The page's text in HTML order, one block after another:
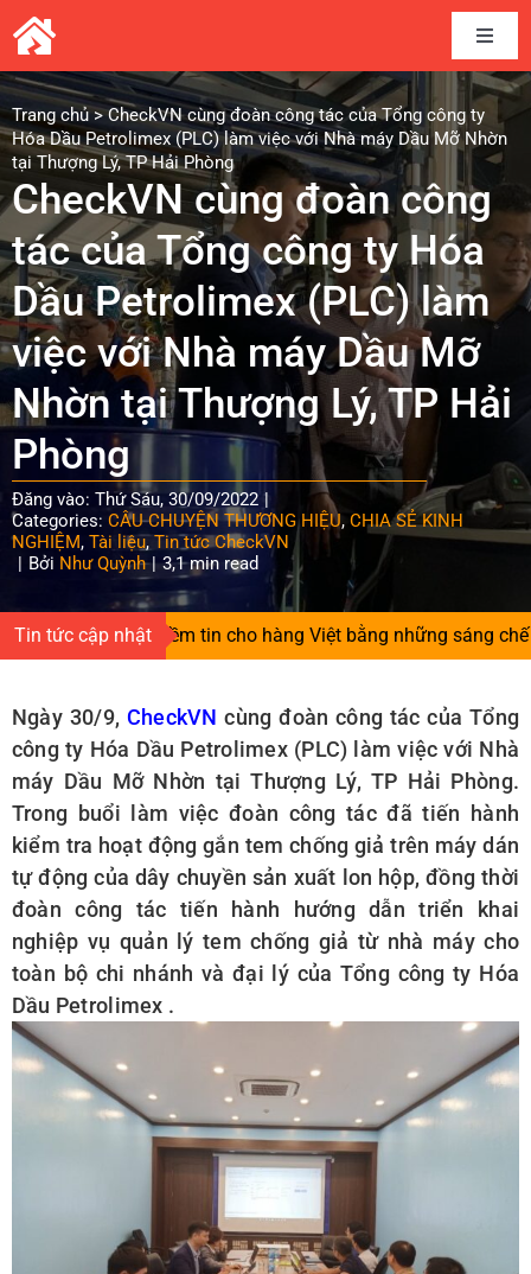
Skip
to
content
Toggle
Home
Câu chuyện thương hiệu
Kết nối cung cầu
Chia sẻ kinh nghiệm
Tài liệu
Tin và sự kiện CheckVN
Search
for:
Trang chủ>CheckVN cùng đoàn công tác của Tổng công ty
Hóa Dầu Petrolimex (PLC) làm việc với Nhà máy Dầu Mỡ Nhờn
tại Thượng Lý, TP Hải Phòng
CheckVN cùng đoàn công
tác của Tổng công ty Hóa
Dầu Petrolimex (PLC) làm
việc với Nhà máy Dầu Mỡ
Nhờn tại Thượng Lý, TP Hải
Phòng
Đăng vào: Thứ Sáu, 30/09/2022 |
Categories: CÂU CHUYỆN THƯƠNG HIỆU, CHIA SẺ KINH
NGHIỆM, Tài liệu, Tin tức CheckVN
| Bởi Như Quỳnh | 3,1 min read
Tin tức cập nhật
gieo niềm tin cho hàng Việt bằng những sáng chế độc
Ngày 30/9, CheckVN cùng đoàn công tác của Tổng
công ty Hóa Dầu Petrolimex (PLC) làm việc với Nhà
máy Dầu Mỡ Nhờn tại Thượng Lý, TP Hải Phòng.
Trong buổi làm việc đoàn công tác đã tiến hành
kiểm tra hoạt động gắn tem chống giả trên máy dán
tự động của dây chuyền sản xuất lon hộp, đồng thời
đoàn công tác tiến hành hướng dẫn triển khai
nghiệp vụ quản lý tem chống giả từ nhà máy cho
toàn bộ chi nhánh và đại lý của Tổng công ty Hóa
Dầu Petrolimex .